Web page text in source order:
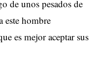
de unos pesados de
este hombre
es mejor aceptar sus